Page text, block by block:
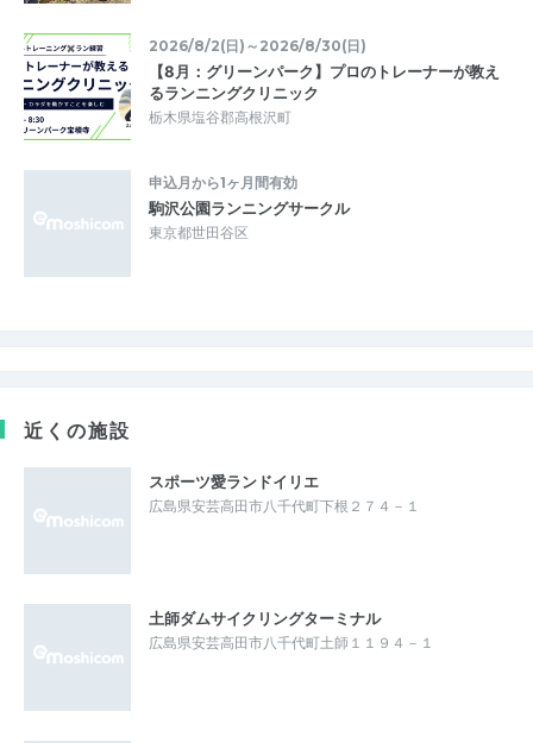
2026/8/2(日)～2026/8/30(日)
【8月：グリーンパーク】プロのトレーナーが教え
るランニングクリニック
栃木県塩谷郡高根沢町
申込月から1ヶ月間有効
駒沢公園ランニングサークル
東京都世田谷区
近くの施設
スポーツ愛ランドイリエ
広島県安芸高田市八千代町下根２７４－１
土師ダムサイクリングターミナル
広島県安芸高田市八千代町土師１１９４－１